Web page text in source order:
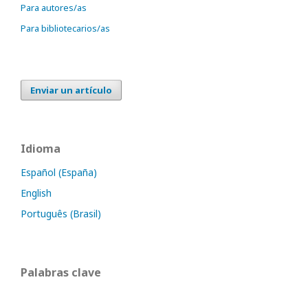
Para autores/as
Para bibliotecarios/as
Enviar un artículo
Idioma
Español (España)
English
Português (Brasil)
Palabras clave